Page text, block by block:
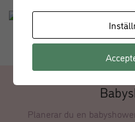
Planerar du en